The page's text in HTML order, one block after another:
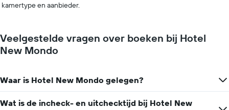
kamertype en aanbieder.
Veelgestelde vragen over boeken bij Hotel
New Mondo
Waar is Hotel New Mondo gelegen?
Wat is de incheck- en uitchecktijd bij Hotel New